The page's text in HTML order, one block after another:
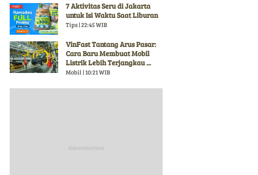
7 Aktivitas Seru di Jakarta
untuk Isi Waktu Saat Liburan
Tips | 22:45 WIB
VinFast Tantang Arus Pasar:
Cara Baru Membuat Mobil
Listrik Lebih Terjangkau ...
Mobil | 10:21 WIB